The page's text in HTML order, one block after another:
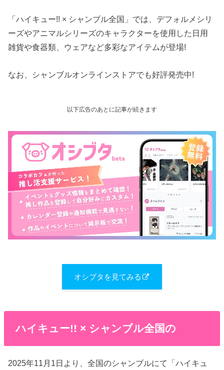
「ハイキュー!! × シャンブル全国」では、デフォルメシリ
ーズやアニマルシリーズのキャラクターを使用した日用
雑貨や食器類、ウェアなど多彩なアイテムが登場!
なお、シャンブルオンラインストアでも好評発売中!
以下広告のあとに記事が続きます
オシブタを見てみる
ハイキュー!! × シャンブル全国の
2025年11月1日より、全国のシャンブルにて「ハイキュ